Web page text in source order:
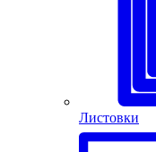
Листовки